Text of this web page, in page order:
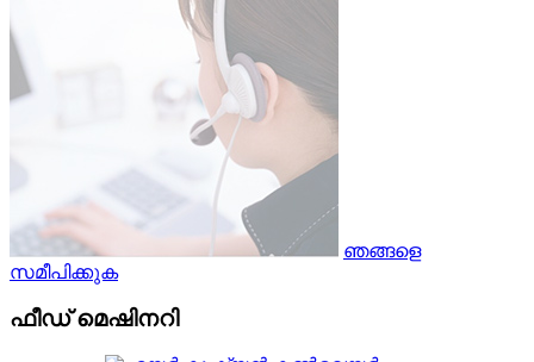
ഞങ്ങളെ
സമീപിക്കുക
ഫീഡ് മെഷിനറി